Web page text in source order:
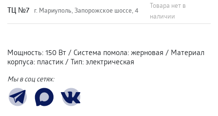
ТЦ №7 г. Мариуполь, Запорожское шоссе, 4
Товара нет в
наличии
Мощность: 150 Вт / Система помола: жерновая / Материал
корпуса: пластик / Тип: электрическая
Мы в соц сетях: